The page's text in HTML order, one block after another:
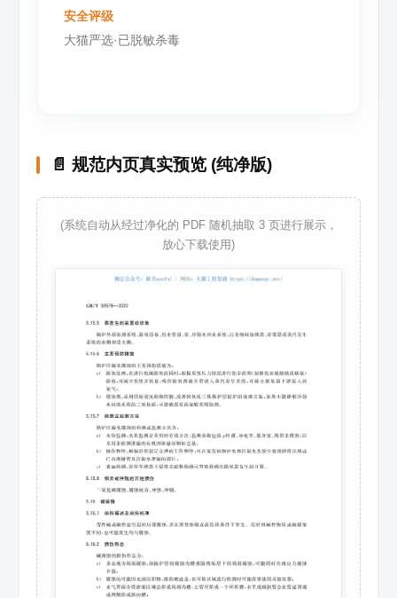
安全评级
大猫严选·已脱敏杀毒
📄 规范内页真实预览 (纯净版)
(系统自动从经过净化的 PDF 随机抽取 3 页进行展示，
放心下载使用)